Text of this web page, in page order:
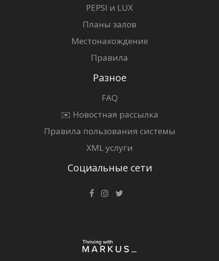
PEPSI и LUX
Планы залов
Местонахождение
Правила
Разное
FAQ
✉️ Новостная рассылка
Правила пользования системы
XML услуги
Социальные сети